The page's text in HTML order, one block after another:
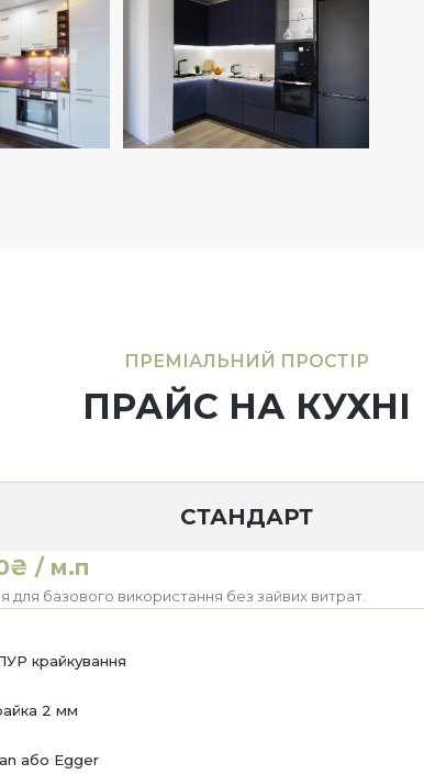
ПРЕМІАЛЬНИЙ ПРОСТІР
ПРАЙС НА КУХНІ
СТАНДАРТ
/ м.п
для базового використання без зайвих витрат.
крайкування
2 мм
або Egger